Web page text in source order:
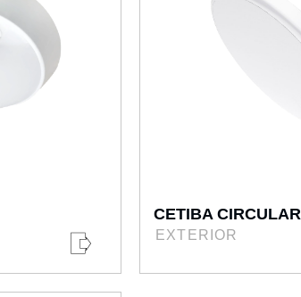
CETIBA CIRCULAR
EXTERIOR